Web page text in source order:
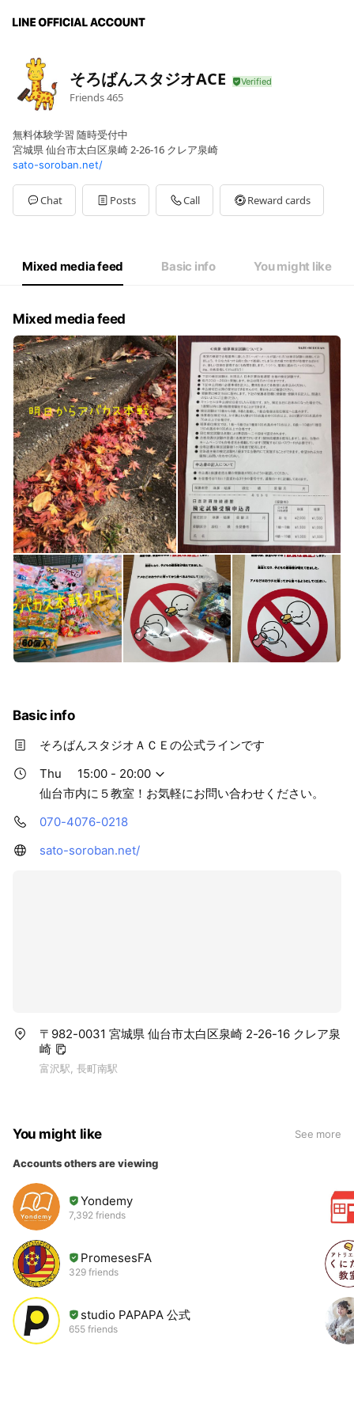
そろばんスタジオACE
Friends465
無料体験学習 随時受付中
宮城県 仙台市太白区泉崎 2-26-16 クレア泉崎
sato-soroban.net/
Chat Posts Call Reward cards
Mixed media feed Basic info You might like
Mixed media feed
Basic info
そろばんスタジオＡＣＥの公式ラインです
Thu
15:00 - 20:00
仙台市内に５教室！お気軽にお問い合わせください。
070-4076-0218
sato-soroban.net/
〒982-0031 宮城県 仙台市太白区泉崎 2-26-16 クレア泉
崎
富沢駅, 長町南駅
You might like See more
Accounts others are viewing
Yondemy
7,392 friends
PromesesFA
329 friends
studio PAPAPA 公式
655 friends